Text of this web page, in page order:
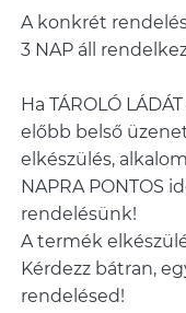
A konkrét
3 NAP áll
Ha TÁROLÓ
előbb belső
elkészülés, alkalom
NAPRA PONTOS
rendelésünk!
A termék
Kérdezz bátran,
rendelésed!